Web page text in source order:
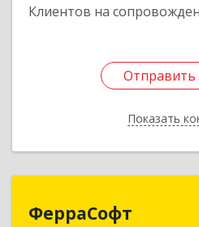
Клиентов на
Отправить
Показать
Отправить
Назад
ФерраСофт